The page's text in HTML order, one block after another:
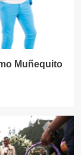
Muñequito